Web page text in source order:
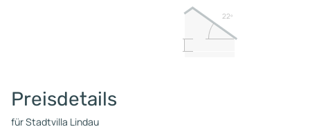
22º
Preisdetails
für Stadtvilla Lindau